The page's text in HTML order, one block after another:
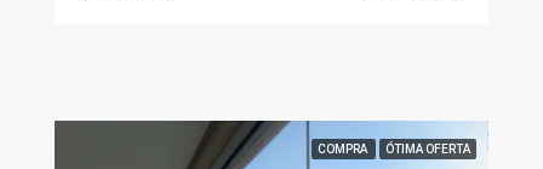
COMPRA ÓTIMA OFERTA